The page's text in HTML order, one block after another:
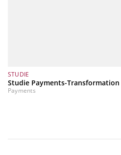
STUDIE
Studie Payments-
Payments